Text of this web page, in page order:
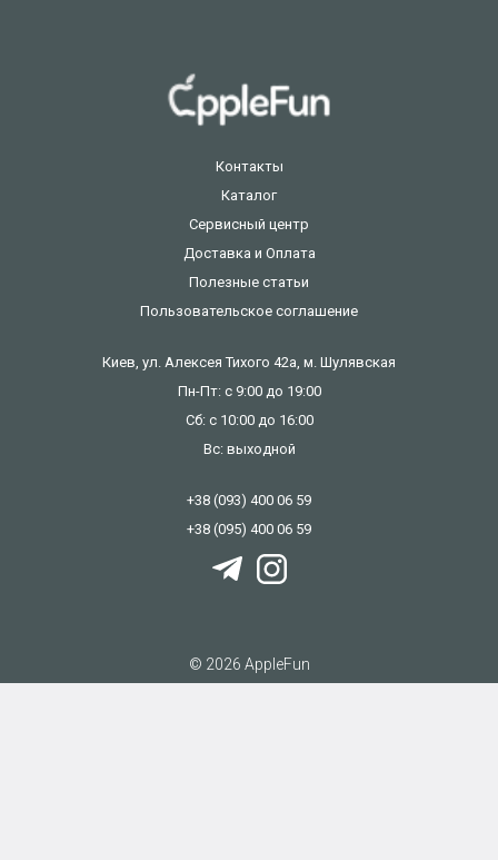
Контакты
Каталог
Сервисный центр
Доставка и Оплата
Полезные статьи
Пользовательское соглашение
Киев, ул. Алексея Тихого 42а, м. Шулявская
Пн-Пт: с 9:00 до 19:00
Сб: с 10:00 до 16:00
Вс: выходной
+38 (093) 400 06 59
+38 (095) 400 06 59
© 2026 AppleFun